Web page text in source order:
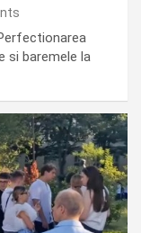
si baremele la